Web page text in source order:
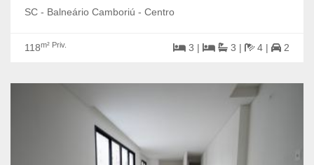
SC - Balneário Camboriú - Centro
118m² Priv. 3 | 3 | 4 | 2